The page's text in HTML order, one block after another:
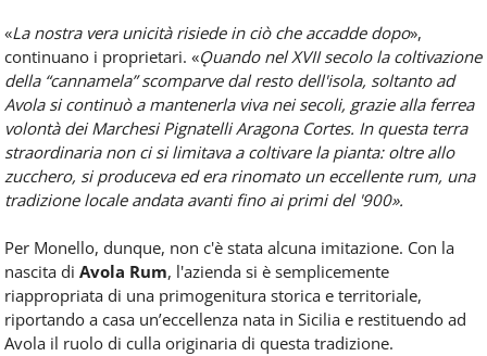
«La nostra vera unicità risiede in ciò che accadde dopo»,
continuano i proprietari. «Ǫuando nel XVII secolo la coltivazione
della “cannamela” scomparve dal resto dell'isola, soltanto ad
Avola si continuò a mantenerla viva nei secoli, grazie alla ferrea
volontà dei MarchesiPignatelli Aragona Cortes. In questa terra
straordinaria non ci si limitava a coltivare la pianta: oltre allo
zucchero, si produceva ed era rinomato un eccellente rum, una
tradizione locale andata avanti fino ai primi del '900».
Per Monello, dunque, non c'è stata alcuna imitazione. Con la
nascita di Avola Rum, l'azienda si è semplicemente
riappropriata di una primogenitura storica e territoriale,
riportando a casa un’eccellenza nata in Sicilia e restituendo ad
Avola il ruolo di culla originaria di questa tradizione.